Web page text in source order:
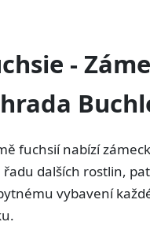
-
fuchsií nabízí
řadu dalších rostlin,
vybavení